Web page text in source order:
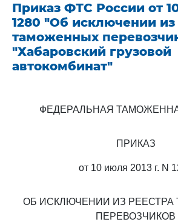
Приказ ФТС России от
1280 "Об исключении из
таможенных
"Хабаровский грузовой
автокомбинат"
ФЕДЕРАЛЬНАЯ
ПРИКАЗ
от 10 июля 2013 г. N
ОБ ИСКЛЮЧЕНИИ ИЗ
ПЕРЕВОЗЧИКОВ